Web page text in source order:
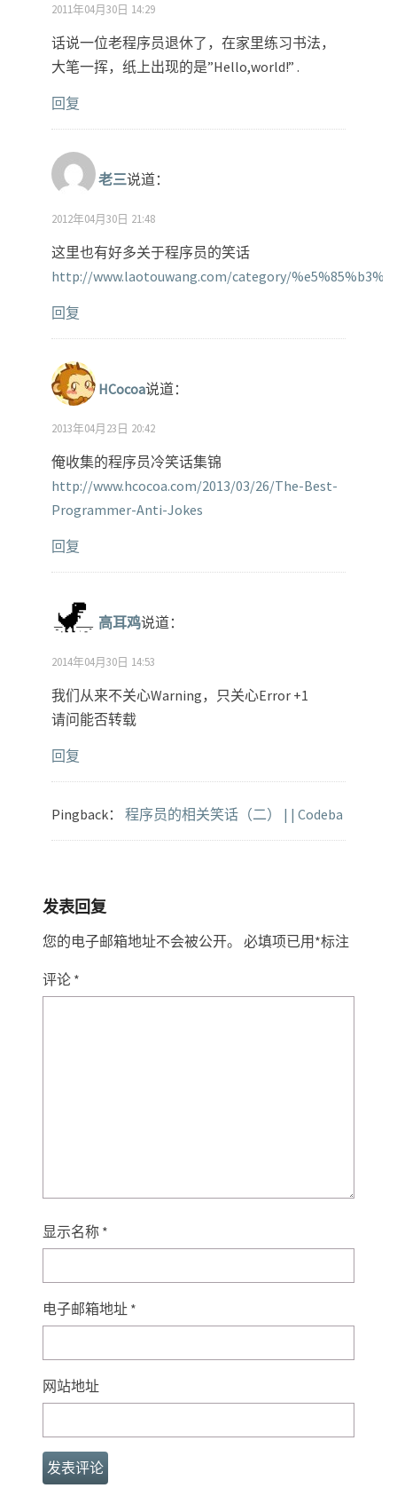
2011年04月30日 14:29
话说一位老程序员退休了，在家里练习书法，
大笔一挥，纸上出现的是”Hello,world!” .
回复
老三说道：
2012年04月30日 21:48
这里也有好多关于程序员的笑话
http://www.laotouwang.com/category/
回复
HCocoa说道：
2013年04月23日 20:42
俺收集的程序员冷笑话集锦
http://www.hcocoa.com/2013/03/26/The-Best-
Programmer-Anti-Jokes
回复
高耳鸡说道：
2014年04月30日 14:53
我们从来不关心Warning，只关心Error +1
请问能否转载
回复
Pingback： 程序员的相关笑话（二） | | Codeba
发表回复
您的电子邮箱地址不会被公开。 必填项已用*标注
评论 *
显示名称 *
电子邮箱地址 *
网站地址